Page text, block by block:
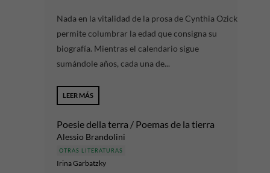
Nada en la vitalidad de la prosa de Cynthia Ozick
permite columbrar la edad que consigna su
biografía. Mientras el calendario sigue
sumándole años, cada una de...
LEER MÁS
Poesie della terra / Poemas de la tierra
Alessio Brandolini
OTRAS LITERATURAS
Irina Garbatzky